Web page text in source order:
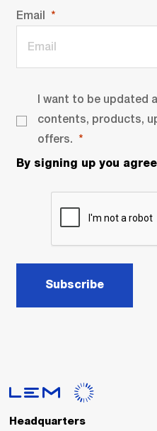
Email
I want to be updated
contents, products,
offers.
By signing up you
Subscribe
Headquarters